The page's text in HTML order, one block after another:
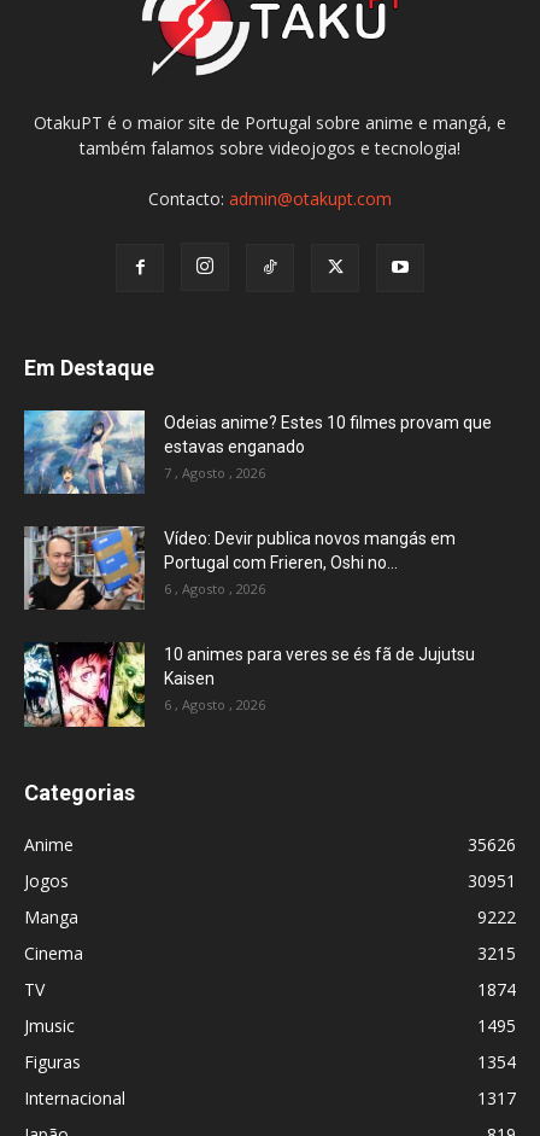
OtakuPT é o maior site de Portugal sobre anime e mangá, e
também falamos sobre videojogos e tecnologia!
Contacto: admin@otakupt.com
Em Destaque
Odeias anime? Estes 10 filmes provam que
estavas enganado
7 , Agosto , 2026
Vídeo: Devir publica novos mangás em
Portugal com Frieren, Oshi no...
6 , Agosto , 2026
10 animes para veres se és fã de Jujutsu
Kaisen
6 , Agosto , 2026
Categorias
Anime
35626
Jogos
30951
Manga
9222
Cinema
3215
TV
1874
Jmusic
1495
Figuras
1354
Internacional
1317